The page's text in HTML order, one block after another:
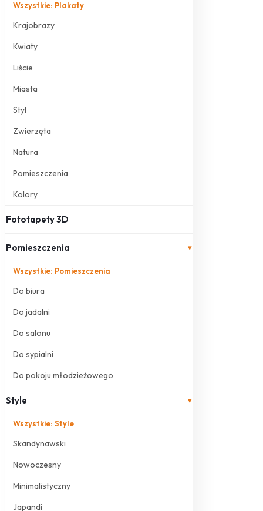
Wszystkie: Plakaty
Krajobrazy
Kwiaty
Liście
Miasta
Styl
Zwierzęta
Natura
Pomieszczenia
Kolory
Fototapety 3D
Pomieszczenia ▾
Wszystkie: Pomieszczenia
Do biura
Do jadalni
Do salonu
Do sypialni
Do pokoju młodzieżowego
Style ▾
Wszystkie: Style
Skandynawski
Nowoczesny
Minimalistyczny
Japandi